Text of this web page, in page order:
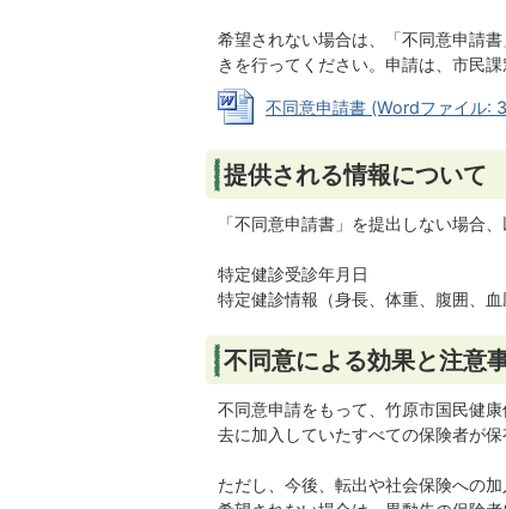
希望されない場合は、「不同意申請
きを行ってください。申請は、市民
不同意申請書 (Wordファイル:
提供される情報について
「不同意申請書」を提出しない場合
特定健診受診年月日
特定健診情報（身長、体重、腹囲、血
不同意による効果と注意
不同意申請をもって、竹原市国民健
去に加入していたすべての保険者が
ただし、今後、転出や社会保険への